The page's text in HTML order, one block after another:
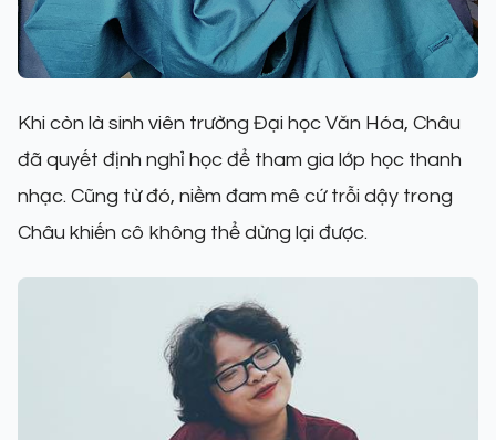
Khi còn là sinh viên trường Đại học Văn Hóa, Châu
đã quyết định nghỉ học để tham gia lớp học thanh
nhạc. Cũng từ đó, niềm đam mê cứ trỗi dậy trong
Châu khiến cô không thể dừng lại được.